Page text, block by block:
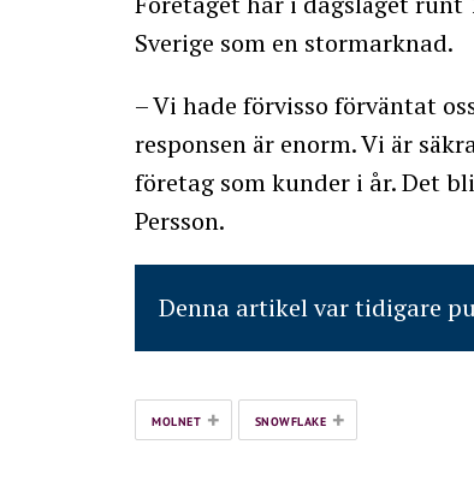
Sverige som en stormarknad.
– Vi hade förvisso förväntat
responsen är enorm. Vi är
företag som kunder i år. Det
Persson.
Denna artikel var tidigare
MOLNET + SNOWFLAKE +